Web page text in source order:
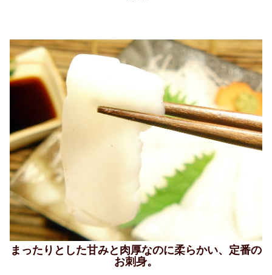
まったりとした甘みと肉厚なのに柔らかい、定番の
お刺身。